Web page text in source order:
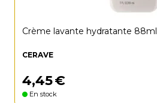
Crème lavante hydratante 88ml
CERAVE
4,45€
En stock